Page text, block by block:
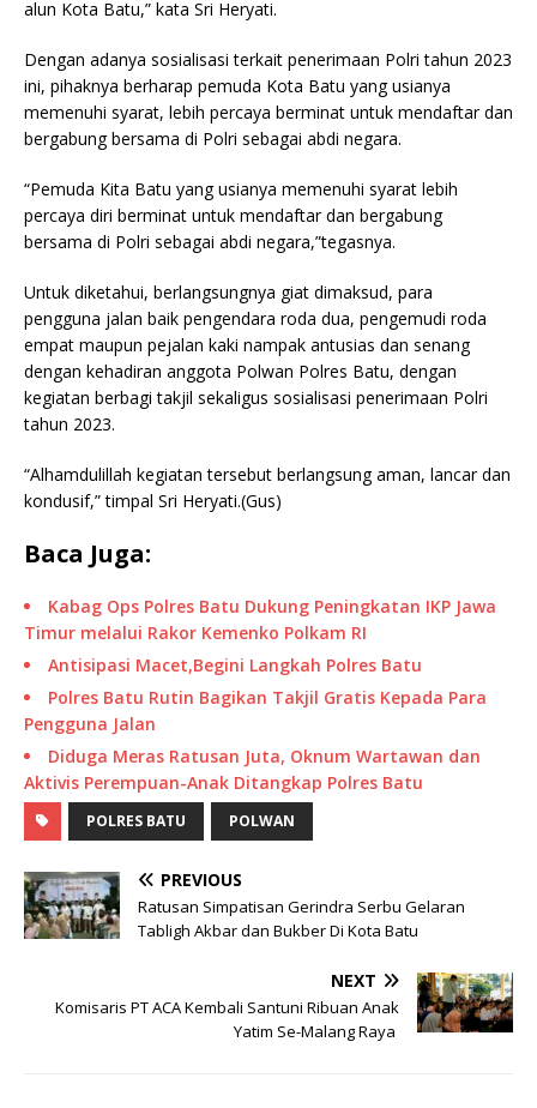
alun Kota Batu,” kata Sri Heryati.
Dengan adanya sosialisasi terkait penerimaan Polri tahun 2023
ini, pihaknya berharap pemuda Kota Batu yang usianya
memenuhi syarat, lebih percaya berminat untuk mendaftar dan
bergabung bersama di Polri sebagai abdi negara.
“Pemuda Kita Batu yang usianya memenuhi syarat lebih
percaya diri berminat untuk mendaftar dan bergabung
bersama di Polri sebagai abdi negara,”tegasnya.
Untuk diketahui, berlangsungnya giat dimaksud, para
pengguna jalan baik pengendara roda dua, pengemudi roda
empat maupun pejalan kaki nampak antusias dan senang
dengan kehadiran anggota Polwan Polres Batu, dengan
kegiatan berbagi takjil sekaligus sosialisasi penerimaan Polri
tahun 2023.
“Alhamdulillah kegiatan tersebut berlangsung aman, lancar dan
kondusif,” timpal Sri Heryati.(Gus)
Baca Juga:
Kabag Ops Polres Batu Dukung Peningkatan IKP Jawa
Timur melalui Rakor Kemenko Polkam RI
Antisipasi Macet,Begini Langkah Polres Batu
Polres Batu Rutin Bagikan Takjil Gratis Kepada Para
Pengguna Jalan
Diduga Meras Ratusan Juta, Oknum Wartawan dan
Aktivis Perempuan-Anak Ditangkap Polres Batu
POLRES BATU POLWAN
PREVIOUS
Ratusan Simpatisan Gerindra Serbu Gelaran
Tabligh Akbar dan Bukber Di Kota Batu
NEXT
Komisaris PT ACA Kembali Santuni Ribuan Anak
Yatim Se-Malang Raya